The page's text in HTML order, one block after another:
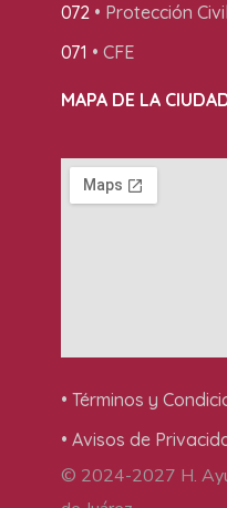
072• Protección Civil
071 • CFE
MAPA DE LA
• Términos y
• Avisos de
© 2024-2027 H.